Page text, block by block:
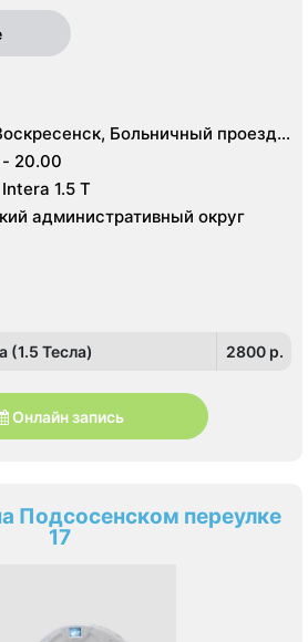
Больничный проезд,
20.00
1.5 T
административный округ
(1.5 Тесла) 2800 p.
Онлайн запись
Подсосенском переулке
17